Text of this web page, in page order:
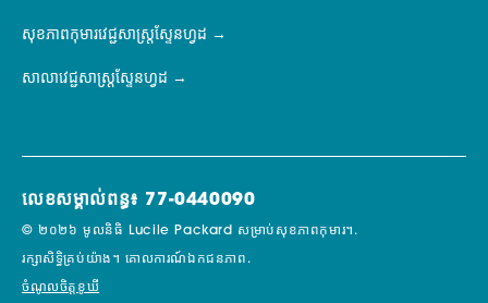
សុខភាពកុមារវេជ្ជសាស្ត្រស្ទែនហ្វដ
សាលាវេជ្ជសាស្ត្រស្ទែនហ្វដ
លេខសម្គាល់ពន្ធ៖ 77-0440090
© ២០២៦ មូលនិធិ Lucile Packard សម្រាប់សុខភាពកុមារ។.
រក្សាសិទ្ធិគ្រប់យ៉ាង។ គោលការណ៍ឯកជនភាព.
ចំណូលចិត្តខូឃី